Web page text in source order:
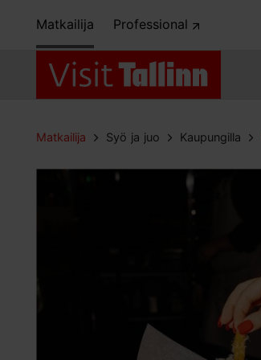
Matkailija Professional
Matkailija Syö ja juo Kaupungilla